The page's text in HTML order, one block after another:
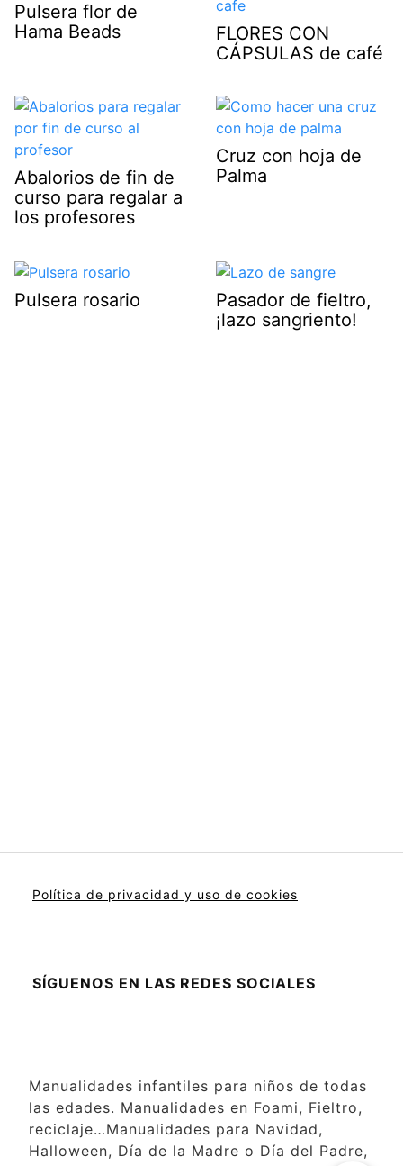
Pulsera flor de
Hama Beads
FLORES CON
CÁPSULAS de café
Abalorios de fin de
curso para regalar a
los profesores
Cruz con hoja de
Palma
Pulsera rosario
Pasador de fieltro,
¡lazo sangriento!
Política de privacidad y uso de cookies
SÍGUENOS EN LAS REDES SOCIALES
Manualidades infantiles para niños de todas
las edades. Manualidades en Foami, Fieltro,
reciclaje…Manualidades para Navidad,
Halloween, Día de la Madre o Día del Padre,